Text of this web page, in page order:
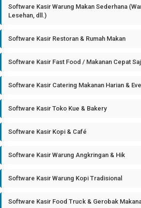
Software Kasir Warung Makan Sederhana
Lesehan, dll.)
Software Kasir Restoran & Rumah Makan
Software Kasir Fast Food / Makanan Cepat
Software Kasir Catering Makanan Harian &
Software Kasir Toko Kue & Bakery
Software Kasir Kopi & Café
Software Kasir Warung Angkringan & Hik
Software Kasir Warung Kopi Tradisional
Software Kasir Food Truck & Gerobak